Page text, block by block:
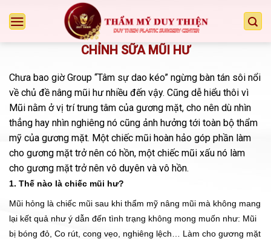
đến
CHỈNH SỮA MŨI HƯ
Chưa bao giờ Group “Tâm sự dao kéo” ngừng bàn tán sôi nổi
về chủ đề nâng mũi hư nhiều đến vậy. Cũng dễ hiểu thôi vì
Mũi nằm ở vị trí trung tâm của gương mặt, cho nên dù nhìn
thẳng hay nhìn nghiêng nó cũng ảnh hưởng tới toàn bộ thẩm
mỹ của gương mặt. Một chiếc mũi hoàn hảo góp phần làm
cho gương mặt trở nên có hồn, một chiếc mũi xấu nó làm
cho gương mặt trở nên vô duyên và vô hồn.
1. Thế nào là chiếc mũi hư?
Mũi hỏng là chiếc mũi sau khi thẩm mỹ nâng mũi mà không mang
lại kết quả như ý dẫn đến tình trạng không mong muốn như: Mũi
bị bóng đỏ, Co rút, cong vẹo, nghiêng lệch… Làm cho gương mặt